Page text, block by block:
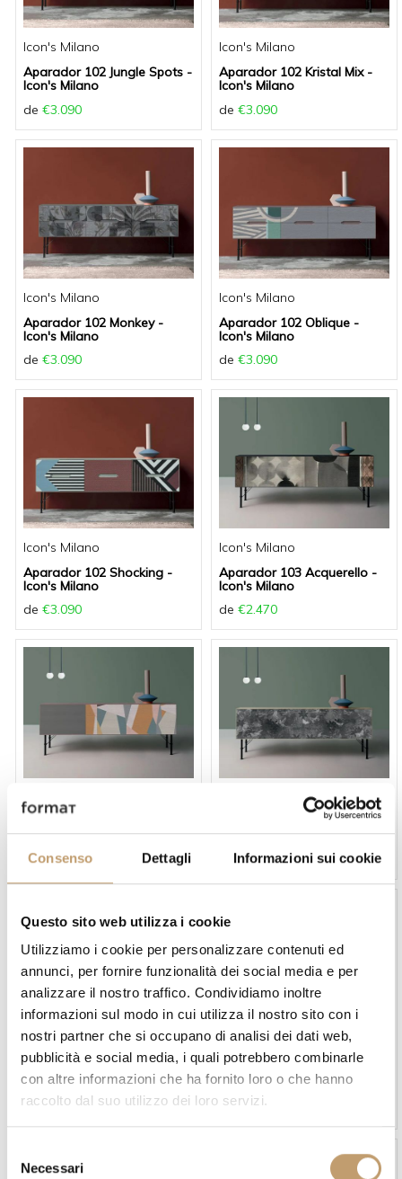
Consenso Dettagli Informazioni sui cookie
Questo sito web utilizza i cookie
Utilizziamo i cookie per personalizzare contenuti ed
annunci, per fornire funzionalità dei social media e per
analizzare il nostro traffico. Condividiamo inoltre
informazioni sul modo in cui utilizza il nostro sito con i
nostri partner che si occupano di analisi dei dati web,
pubblicità e social media, i quali potrebbero combinarle
con altre informazioni che ha fornito loro o che hanno
raccolto dal suo utilizzo dei loro servizi.
Necessari
Icon's Milano
Aparador 102 Jungle Spots -
Icon's Milano
de €3.090
Icon's Milano
Aparador 102 Kristal Mix -
Icon's Milano
de €3.090
Icon's Milano
Aparador 102 Monkey -
Icon's Milano
de €3.090
Icon's Milano
Aparador 102 Oblique -
Icon's Milano
de €3.090
Icon's Milano
Aparador 102 Shocking -
Icon's Milano
de €3.090
Icon's Milano
Aparador 103 Acquerello -
Icon's Milano
de €2.470
Icon's Milano
Icon's Milano
de€2.470
Aparador 103 Floreal -
Icon's Milano
de€2.470
Icon's Milano
Aparador 103 Impero -
Icon's Milano
de€2.470
Aparador 103 Jungle - Icon's
Milano
de€2.470